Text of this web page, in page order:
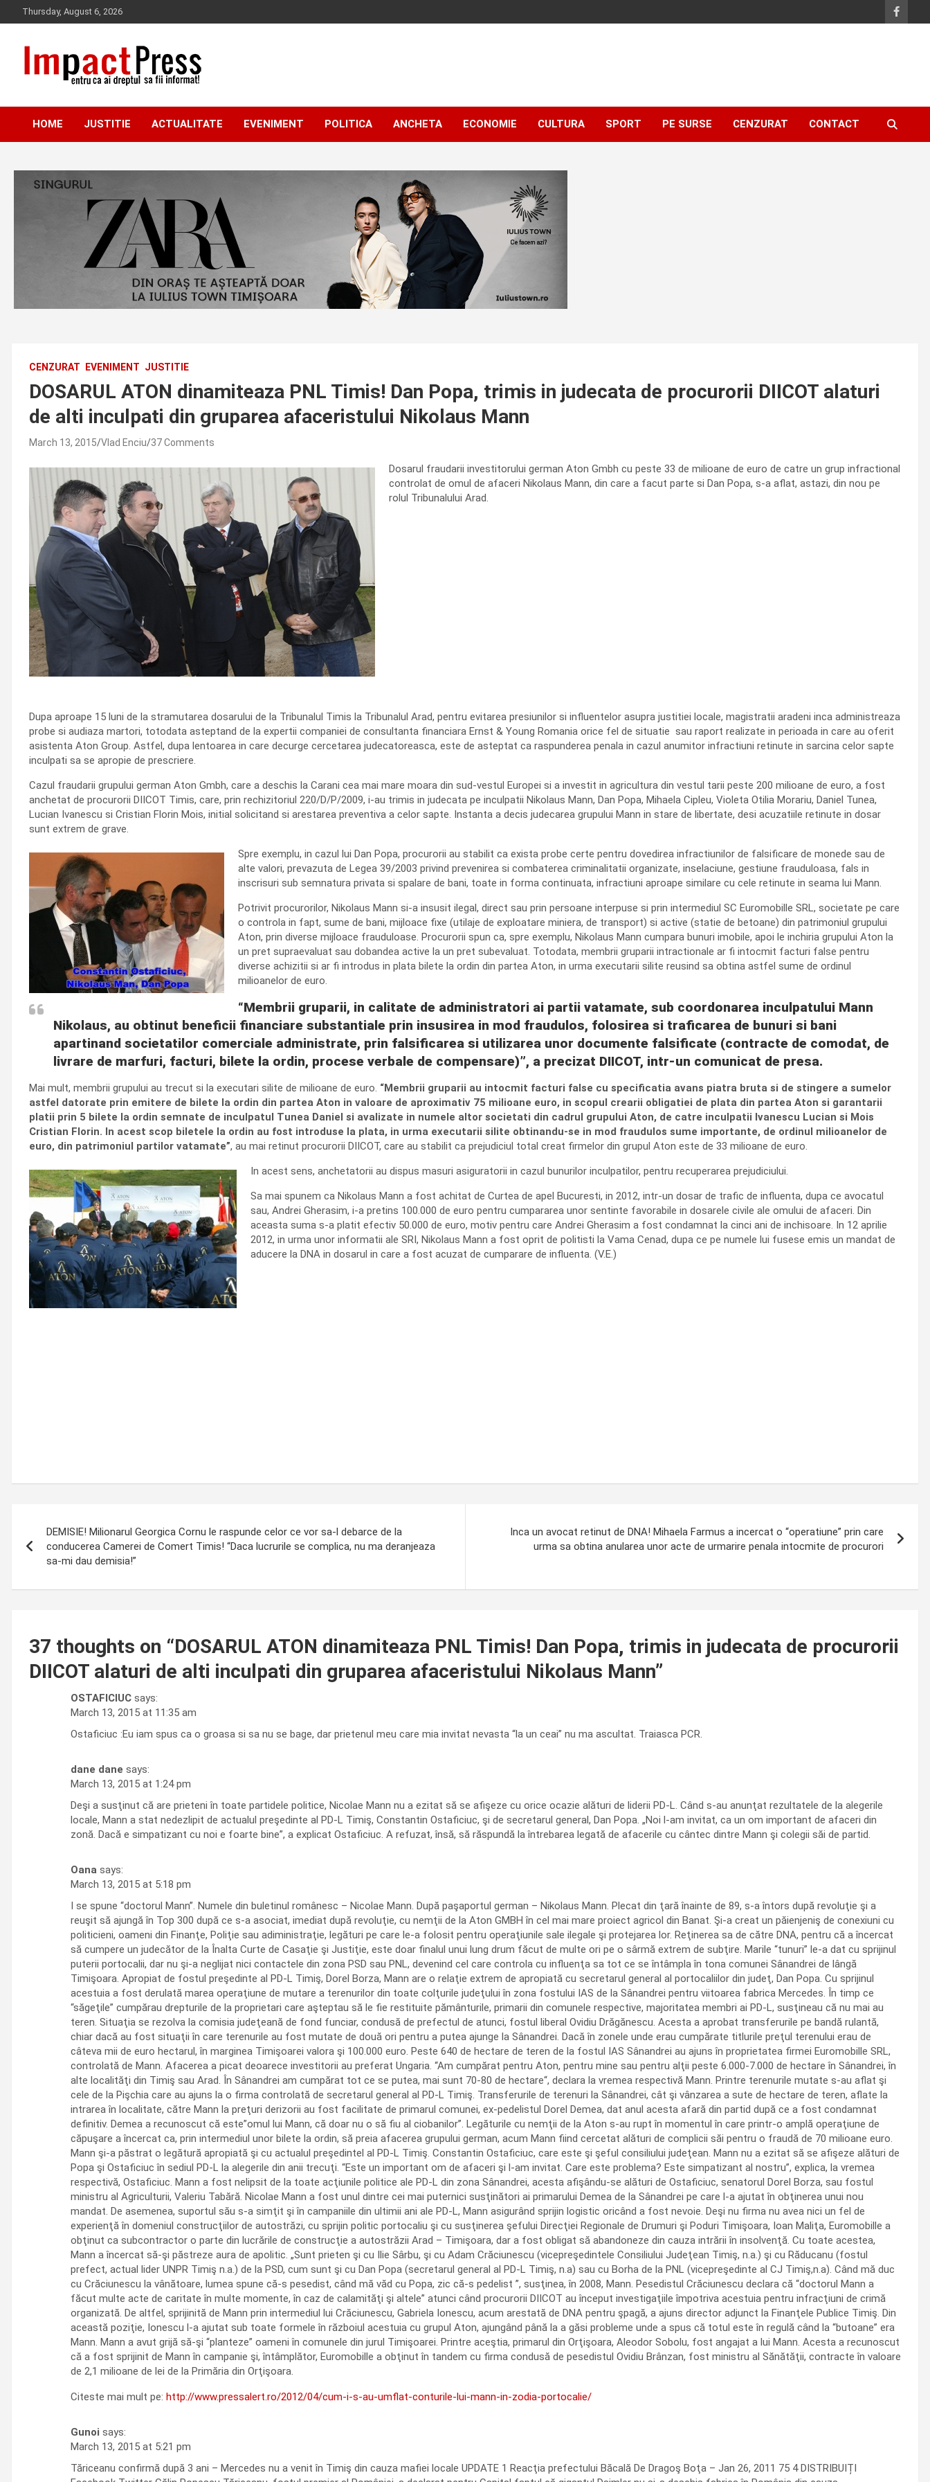
to
Thursday, August 6, 2026
IMPACTPRESS
HOME JUSTITIE ACTUALITATE EVENIMENT POLITICA ANCHETA ECONOMIE CULTURA SPORT PE SURSE CENZURAT CONTACT
CENZURAT EVENIMENT JUSTITIE
DOSARUL ATON dinamiteaza PNL Timis! Dan Popa, trimis in judecata de procurorii DIICOT alaturi
de alti inculpati din gruparea afaceristului Nikolaus Mann
March 13, 2015 Vlad Enciu 37 Comments
Dosarul fraudarii investitorului german Aton Gmbh cu peste 33 de milioane de euro de catre un grup infractional
controlat de omul de afaceri Nikolaus Mann, din care a facut parte si Dan Popa, s-a aflat, astazi, din nou pe
rolul Tribunalului Arad.
Dupa aproape 15 luni de la stramutarea dosarului de la Tribunalul Timis la Tribunalul Arad, pentru evitarea presiunilor si influentelor asupra justitiei locale, magistratii aradeni inca administreaza
probe si audiaza martori, totodata asteptand de la expertii companiei de consultanta financiara Ernst & Young Romania orice fel de situatie sau raport realizate in perioada in care au oferit
asistenta Aton Group. Astfel, dupa lentoarea in care decurge cercetarea judecatoreasca, este de asteptat ca raspunderea penala in cazul anumitor infractiuni retinute in sarcina celor sapte
inculpati sa se apropie de prescriere.
Cazul fraudarii grupului german Aton Gmbh, care a deschis la Carani cea mai mare moara din sud-vestul Europei si a investit in agricultura din vestul tarii peste 200 milioane de euro, a fost
anchetat de procurorii DIICOT Timis, care, prin rechizitoriul 220/D/P/2009, i-au trimis in judecata pe inculpatii Nikolaus Mann, Dan Popa, Mihaela Cipleu, Violeta Otilia Morariu, Daniel Tunea,
Lucian Ivanescu si Cristian Florin Mois, initial solicitand si arestarea preventiva a celor sapte. Instanta a decis judecarea grupului Mann in stare de libertate, desi acuzatiile retinute in dosar
sunt extrem de grave.
Spre exemplu, in cazul lui Dan Popa, procurorii au stabilit ca exista probe certe pentru dovedirea infractiunilor de falsificare de monede sau de
alte valori, prevazuta de Legea 39/2003 privind prevenirea si combaterea criminalitatii organizate, inselaciune, gestiune frauduloasa, fals in
inscrisuri sub semnatura privata si spalare de bani, toate in forma continuata, infractiuni aproape similare cu cele retinute in seama lui Mann.
Potrivit procurorilor, Nikolaus Mann si-a insusit ilegal, direct sau prin persoane interpuse si prin intermediul SC Euromobille SRL, societate pe care
o controla in fapt, sume de bani, mijloace fixe (utilaje de exploatare miniera, de transport) si active (statie de betoane) din patrimoniul grupului
Aton, prin diverse mijloace frauduloase. Procurorii spun ca, spre exemplu, Nikolaus Mann cumpara bunuri imobile, apoi le inchiria grupului Aton la
un pret supraevaluat sau dobandea active la un pret subevaluat. Totodata, membrii gruparii intractionale ar fi intocmit facturi false pentru
diverse achizitii si ar fi introdus in plata bilete la ordin din partea Aton, in urma executarii silite reusind sa obtina astfel sume de ordinul
milioanelor de euro.
“Membrii gruparii, in calitate de administratori ai partii vatamate, sub coordonarea inculpatului Mann
Nikolaus, au obtinut beneficii financiare substantiale prin insusirea in mod fraudulos, folosirea si traficarea de bunuri si bani
apartinand societatilor comerciale administrate, prin falsificarea si utilizarea unor documente falsificate (contracte de comodat, de
livrare de marfuri, facturi, bilete la ordin, procese verbale de compensare)”, a precizat DIICOT, intr-un comunicat de presa.
Mai mult, membrii grupului au trecut si la executari silite de milioane de euro. “Membrii gruparii au intocmit facturi false cu specificatia avans piatra bruta si de stingere a sumelor
astfel datorate prin emitere de bilete la ordin din partea Aton in valoare de aproximativ 75 milioane euro, in scopul crearii obligatiei de plata din partea Aton si garantarii
platii prin 5 bilete la ordin semnate de inculpatul Tunea Daniel si avalizate in numele altor societati din cadrul grupului Aton, de catre inculpatii Ivanescu Lucian si Mois
Cristian Florin. In acest scop biletele la ordin au fost introduse la plata, in urma executarii silite obtinandu-se in mod fraudulos sume importante, de ordinul milioanelor de
euro, din patrimoniul partilor vatamate”, au mai retinut procurorii DIICOT, care au stabilit ca prejudiciul total creat firmelor din grupul Aton este de 33 milioane de euro.
In acest sens, anchetatorii au dispus masuri asiguratorii in cazul bunurilor inculpatilor, pentru recuperarea prejudiciului.
Sa mai spunem ca Nikolaus Mann a fost achitat de Curtea de apel Bucuresti, in 2012, intr-un dosar de trafic de influenta, dupa ce avocatul
sau, Andrei Gherasim, i-a pretins 100.000 de euro pentru cumpararea unor sentinte favorabile in dosarele civile ale omului de afaceri. Din
aceasta suma s-a platit efectiv 50.000 de euro, motiv pentru care Andrei Gherasim a fost condamnat la cinci ani de inchisoare. In 12 aprilie
2012, in urma unor informatii ale SRI, Nikolaus Mann a fost oprit de politisti la Vama Cenad, dupa ce pe numele lui fusese emis un mandat de
aducere la DNA in dosarul in care a fost acuzat de cumparare de influenta. (V.E.)
navigation
DEMISIE! Milionarul Georgica Cornu le raspunde celor ce vor sa-l debarce de la
conducerea Camerei de Comert Timis! “Daca lucrurile se complica, nu ma deranjeaza
sa-mi dau demisia!”
Inca un avocat retinut de DNA! Mihaela Farmus a incercat o “operatiune” prin care
urma sa obtina anularea unor acte de urmarire penala intocmite de procurori
37 thoughts on “DOSARUL ATON dinamiteaza PNL Timis! Dan Popa, trimis in judecata de procurorii
DIICOT alaturi de alti inculpati din gruparea afaceristului Nikolaus Mann”
OSTAFICIUC says:
March 13, 2015 at 11:35 am
Ostaficiuc :Eu iam spus ca o groasa si sa nu se bage, dar prietenul meu care mia invitat nevasta “la un ceai” nu ma ascultat. Traiasca PCR.
dane dane says:
March 13, 2015 at 1:24 pm
Deşi a susţinut că are prieteni în toate partidele politice, Nicolae Mann nu a ezitat să se afişeze cu orice ocazie alături de liderii PD-L. Când s-au anunţat rezultatele de la alegerile
locale, Mann a stat nedezlipit de actualul preşedinte al PD-L Timiş, Constantin Ostaficiuc, şi de secretarul general, Dan Popa. „Noi l-am invitat, ca un om important de afaceri din
zonă. Dacă e simpatizant cu noi e foarte bine”, a explicat Osta­ficiuc. A refuzat, însă, să răspundă la întrebarea legată de afacerile cu cântec dintre Mann şi colegii săi de partid.
Oana says:
March 13, 2015 at 5:18 pm
I se spune “doctorul Mann”. Numele din buletinul românesc – Nicolae Mann. După paşaportul german – Nikolaus Mann. Plecat din ţară înainte de 89, s-a întors după revoluţie şi a
reuşit să ajungă în Top 300 după ce s-a asociat, imediat după revoluţie, cu nemţii de la Aton GMBH în cel mai mare proiect agricol din Banat. Şi-a creat un păienjeniş de conexiuni cu
politicieni, oameni din Finanţe, Poliţie sau adiministraţie, legături pe care le-a folosit pentru operaţiunile sale ilegale şi protejarea lor. Reţinerea sa de către DNA, pentru că a încercat
să cumpere un judecător de la Înalta Curte de Casaţie şi Justiţie, este doar finalul unui lung drum făcut de multe ori pe o sârmă extrem de subţire. Marile “tunuri” le-a dat cu sprijinul
puterii portocalii, dar nu şi-a neglijat nici contactele din zona PSD sau PNL, devenind cel care controla cu influenţa sa tot ce se întâmpla în tona comunei Sânandrei de lângă
Timişoara. Apropiat de fostul preşedinte al PD-L Timiş, Dorel Borza, Mann are o relaţie extrem de apropiată cu secretarul general al portocaliilor din judeţ, Dan Popa. Cu sprijinul
acestuia a fost derulată marea operaţiune de mutare a terenurilor din toate colţurile judeţului în zona fostului IAS de la Sânandrei pentru viitoarea fabrica Mercedes. În timp ce
“săgeţile” cumpărau drepturile de la proprietari care aşteptau să le fie restituite pământurile, primarii din comunele respective, majoritatea membri ai PD-L, susţineau că nu mai au
teren. Situaţia se rezolva la comisia judeţeană de fond funciar, condusă de prefectul de atunci, fostul liberal Ovidiu Drăgănescu. Acesta a aprobat transferurile pe bandă rulantă,
chiar dacă au fost situaţii în care terenurile au fost mutate de două ori pentru a putea ajunge la Sânandrei. Dacă în zonele unde erau cumpărate titlurile preţul terenului erau de
câteva mii de euro hectarul, în marginea Timişoarei valora şi 100.000 euro. Peste 640 de hectare de teren de la fostul IAS Sânandrei au ajuns în proprietatea firmei Euromobille SRL,
controlată de Mann. Afacerea a picat deoarece investitorii au preferat Ungaria. “Am cumpărat pentru Aton, pen­tru mine sau pentru alţii peste 6.000-7.000 de hectare în Sânandrei, în
alte localităţi din Timiş sau Arad. În Sânandrei am cumpărat tot ce se putea, mai sunt 70-80 de hectare“, declara la vremea respectivă Mann. Printre terenurile mutate s-au aflat şi
cele de la Pişchia care au ajuns la o firma controlată de secretarul general al PD-L Timiş. Transferurile de terenuri la Sânandrei, cât şi vânzarea a sute de hectare de teren, aflate la
intrarea în localitate, către Mann la preţuri derizorii au fost facilitate de primarul comunei, ex-pedelistul Dorel Demea, dat anul acesta afară din partid după ce a fost condamnat
definitiv. Demea a recunoscut că este”omul lui Mann, că doar nu o să fiu al ciobanilor”. Legăturile cu nemţii de la Aton s-au rupt în momentul în care printr-o amplă operaţiune de
căpuşare a încercat ca, prin intermediul unor bilete la ordin, să preia afacerea grupului german, acum Mann fiind cercetat alături de complicii săi pentru o fraudă de 70 milioane euro.
Mann şi-a păstrat o legătură apropiată şi cu actualul preşedintel al PD-L Timiş. Constantin Ostaficiuc, care este şi şeful consiliului judeţean. Mann nu a ezitat să se afişeze alături de
Popa şi Ostaficiuc în sediul PD-L la alegerile din anii trecuţi. “Este un important om de afaceri şi l-am invitat. Care este problema? Este simpatizant al nostru”, explica, la vremea
respectivă, Ostaficiuc. Mann a fost nelipsit de la toate acţiunile politice ale PD-L din zona Sânandrei, acesta afişându-se alături de Ostaficiuc, senatorul Dorel Borza, sau fostul
ministru al Agriculturii, Valeriu Tabără. Nicolae Mann a fost unul dintre cei mai puternici susţinători ai primarului Demea de la Sânandrei pe care l-a ajutat în obţinerea unui nou
mandat. De asemenea, suportul său s-a simţit şi în campaniile din ultimii ani ale PD-L, Mann asigurând sprijin logistic oricând a fost nevoie. Deşi nu firma nu avea nici un fel de
experienţă în domeniul construcţiilor de autostrăzi, cu sprijin politic portocaliu şi cu susţinerea şefului Direcţiei Regionale de Drumuri şi Poduri Timişoara, Ioan Maliţa, Euromobille a
obţinut ca subcontractor o parte din lucrările de construcţie a autostrăzii Arad – Timişoara, dar a fost obligat să abandoneze din cauza intrării în insolvenţă. Cu toate acestea,
Mann a încercat să-şi păstreze aura de apolitic. „Sunt prieten şi cu Ilie Sârbu, şi cu Adam Crăciunescu (vicepreşedintele Consiliului Judeţean Timiş, n.a.) şi cu Ră­ducanu (fostul
prefect, actual lider UNPR Timiş n.a.) de la PSD, cum sunt şi cu Dan Popa (secre­tarul general al PD-L Timiş, n.a) sau cu Borha de la PNL (vicepreşedinte al CJ Timiş,n.a). Când mă duc
cu Crăciunescu la vânătoare, lu­mea spune că-s pesedist, când mă văd cu Popa, zic că-s pedelist ”, susţinea, în 2008, Mann. Pesedistul Crăciunescu declara că “doctorul Mann a
făcut multe acte de caritate în multe momente, în caz de calamităţi şi altele” atunci când procurorii DIICOT au început investigaţiile împotriva acestuia pentru infracţiuni de crimă
organizată. De altfel, sprijinită de Mann prin intermediul lui Crăciunescu, Gabriela Ionescu, acum arestată de DNA pentru şpagă, a ajuns director adjunct la Finanţele Publice Timiş. Din
această poziţie, Ionescu l-a ajutat sub toate formele în războiul acestuia cu grupul Aton, ajungând până la a găsi probleme unde a spus că totul este în regulă când la “butoane” era
Mann. Mann a avut grijă să-şi “planteze” oameni în comunele din jurul Timişoarei. Printre aceştia, primarul din Orţişoara, Aleodor Sobolu, fost angajat a lui Mann. Acesta a recunoscut
că a fost sprijinit de Mann în campanie şi, întâmplător, Euromobille a obţinut în tandem cu firma condusă de pesedistul Ovidiu Brânzan, fost ministru al Sănătăţii, contracte în valoare
de 2,1 milioane de lei de la Primăria din Orţişoara.
Citeste mai mult pe: http://www.pressalert.ro/2012/04/cum-i-s-au-umflat-conturile-lui-mann-in-zodia-portocalie/
Gunoi says:
March 13, 2015 at 5:21 pm
Tăriceanu confirmă după 3 ani – Mercedes nu a venit în Timiş din cauza mafiei locale UPDATE 1 Reacţia prefectului Băcală De Dragoş Boţa – Jan 26, 2011 75 4 DISTRIBUIȚI